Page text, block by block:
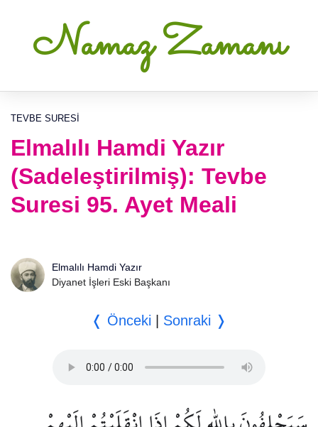
Namaz Zamanı
TEVBE SURESI
Elmalılı Hamdi Yazır
(Sadeleştirilmiş): Tevbe
Suresi 95. Ayet Meali
Elmalılı Hamdi Yazır
Diyanet İşleri Eski Başkanı
❬ Önceki Sonraki ❭